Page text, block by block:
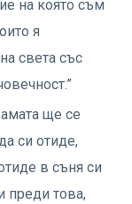
на която съм
я
света със
ще се
си отиде,
в съня си
преди това,